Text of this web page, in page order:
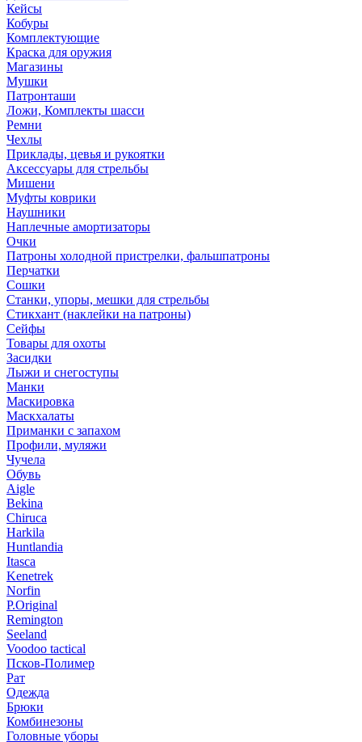
Кейсы
Кобуры
Комплектующие
Краска для оружия
Магазины
Мушки
Патронташи
Ложи, Комплекты шасси
Ремни
Чехлы
Приклады, цевья и рукоятки
Аксессуары для стрельбы
Мишени
Муфты коврики
Наушники
Наплечные амортизаторы
Очки
Патроны холодной пристрелки, фальшпатроны
Перчатки
Сошки
Станки, упоры, мешки для стрельбы
Стикхант (наклейки на патроны)
Сейфы
Товары для охоты
Засидки
Лыжи и снегоступы
Манки
Маскировка
Маскхалаты
Приманки с запахом
Профили, муляжи
Чучела
Обувь
Aigle
Bekina
Chiruсa
Harkila
Huntlandia
Itasca
Kenetrek
Norfin
P.Original
Remington
Seeland
Voodoo tactical
Псков-Полимер
Рат
Одежда
Брюки
Комбинезоны
Головные уборы